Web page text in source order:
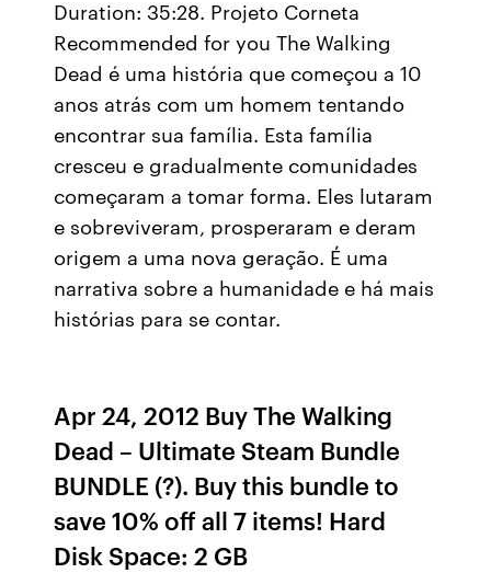
Duration: 35:28. Projeto Corneta
Recommended for you The Walking
Dead é uma história que começou a 10
anos atrás com um homem tentando
encontrar sua família. Esta família
cresceu e gradualmente comunidades
começaram a tomar forma. Eles lutaram
e sobreviveram, prosperaram e deram
origem a uma nova geração. É uma
narrativa sobre a humanidade e há mais
histórias para se contar.
Apr 24, 2012 Buy The Walking
Dead – Ultimate Steam Bundle
BUNDLE (?). Buy this bundle to
save 10% off all 7 items! Hard
Disk Space: 2 GB